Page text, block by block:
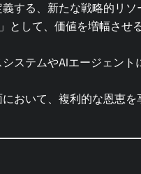
する、新たな戦略的リソ
として、価値を増幅させ
ステムやAIエージェント
おいて、複利的な恩恵を